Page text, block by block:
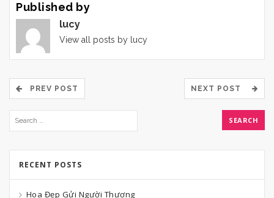
Published by
lucy
View all posts by lucy
PREV POST NEXT POST
RECENT POSTS
Hoa Đẹp Gửi Người Thương